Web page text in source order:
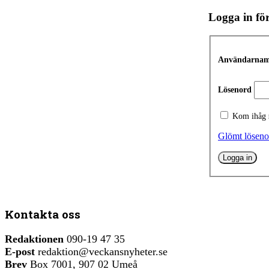
Logga in
Lösenord
Kom ihåg
Glömt
Kontakta oss
Redaktionen 090-19 47 35
E-post redaktion@veckansnyheter.se
Brev Box 7001, 907 02 Umeå